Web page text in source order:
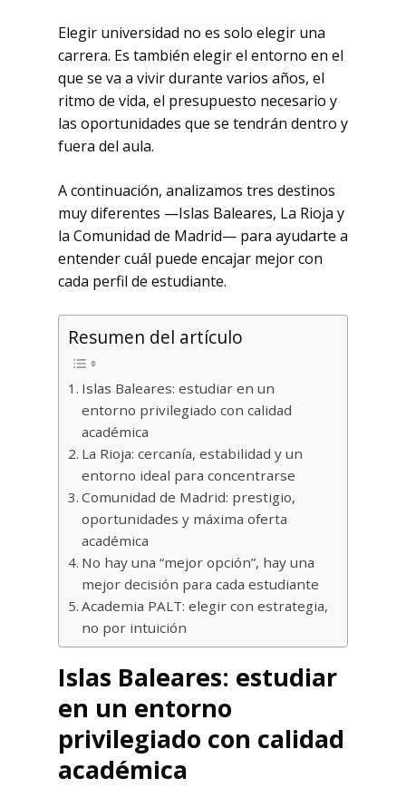
Elegir universidad no es solo elegir una
carrera. Es también elegir el entorno en el
que se va a vivir durante varios años, el
ritmo de vida, el presupuesto necesario y
las oportunidades que se tendrán dentro y
fuera del aula.
A continuación, analizamos tres destinos
muy diferentes —Islas Baleares, La Rioja y
la Comunidad de Madrid— para ayudarte a
entender cuál puede encajar mejor con
cada perfil de estudiante.
Resumen del artículo
Islas Baleares: estudiar en un
entorno privilegiado con calidad
académica
La Rioja: cercanía, estabilidad y un
entorno ideal para concentrarse
Comunidad de Madrid: prestigio,
oportunidades y máxima oferta
académica
No hay una “mejor opción”, hay una
mejor decisión para cada estudiante
Academia PALT: elegir con estrategia,
no por intuición
Islas Baleares: estudiar
en un entorno
privilegiado con calidad
académica